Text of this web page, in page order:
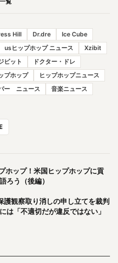
Hill Dr.dre
Ice Cube
usヒップホップ ニュース
Xzibit
ビット
ドクター・ドレ
プホップ
ヒップホップニュース
ー ニュース
音楽ニュース
ホップ！米国ヒップホップに貢
ろう（後編）
観察取り消しの申し立てを裁判
は「不適切だが違反ではない」